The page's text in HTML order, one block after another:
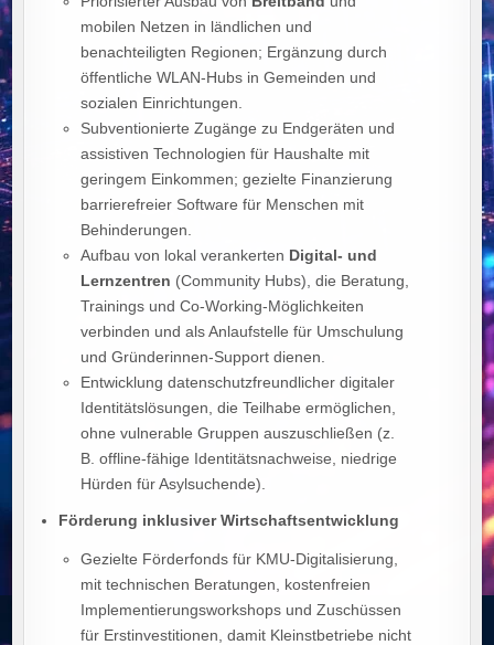
mobilen Netzen in ländlichen und
benachteiligten Regionen; Ergänzung durch
öffentliche WLAN‑Hubs in Gemeinden und
sozialen Einrichtungen.
Subventionierte Zugänge zu Endgeräten und
assistiven Technologien für Haushalte mit
geringem Einkommen; gezielte Finanzierung
barrierefreier Software für Menschen mit
Behinderungen.
Aufbau von lokal verankerten Digital‑ und
Lernzentren (Community Hubs), die Beratung,
Trainings und Co‑Working‑Möglichkeiten
verbinden und als Anlaufstelle für Umschulung
und Gründerinnen‑Support dienen.
Entwicklung datenschutzfreundlicher digitaler
Identitätslösungen, die Teilhabe ermöglichen,
ohne vulnerable Gruppen auszuschließen (z.
B. offline‑fähige Identitätsnachweise, niedrige
Hürden für Asylsuchende).
Förderung inklusiver Wirtschaftsentwicklung
Gezielte Förderfonds für KMU‑Digitalisierung,
mit technischen Beratungen, kostenfreien
Implementierungsworkshops und Zuschüssen
für Erstinvestitionen, damit Kleinstbetriebe nicht